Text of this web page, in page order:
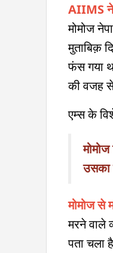
AIIMS ने
मोमोज
मुताबिक़
फंस गया
की वजह
एम्स के
उसका
मोमोज से
मरने वाले
पता चला